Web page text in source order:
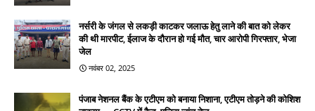
नर्सरी के जंगल से लकड़ी काटकर जलाऊ हेतु लाने की बात को लेकर
की थी मारपीट, ईलाज के दौरान हो गई मौत, चार आरोपी गिरफ्तार, भेजा
जेल
नवंबर 02, 2025
पंजाब नेशनल बैंक के एटीएम को बनाया निशाना, एटीएम तोड़ने की कोशिश